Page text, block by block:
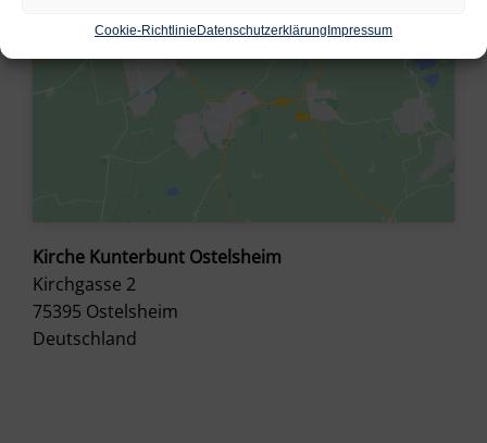
Cookie-Richtlinie Datenschutzerklärung Impressum
Kirche Kunterbunt Ostelsheim
Kirchgasse 2
75395 Ostelsheim
Deutschland